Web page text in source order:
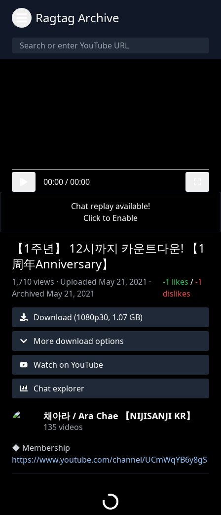
Ragtag Archive
00:00/00:00
Chat replay available!
Click to Enable
【1주년】 12시까지 카운트다운! 【1
周年Anniversary】
1,710views · Uploaded May 21, 2021 ·
Archived May 21, 2021
-1 likes /-1
dislikes
Download (1080p30, 1.07 GB)
More download options
Watch on YouTube
Chat explorer
채아라 / Ara Chae 【NIJISANJI KR】
135videos
https://www.youtube.com/channel/UCmWqYB6y8gS
fPONWGspuOWQ/join